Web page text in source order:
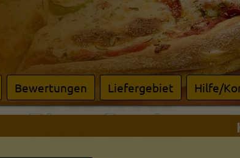
Bewertungen Liefergebiet Hilfe/